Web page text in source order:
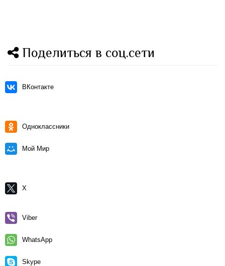
Поделиться в соц.сети
ВКонтакте
Одноклассники
Мой Мир
X
Viber
WhatsApp
Skype